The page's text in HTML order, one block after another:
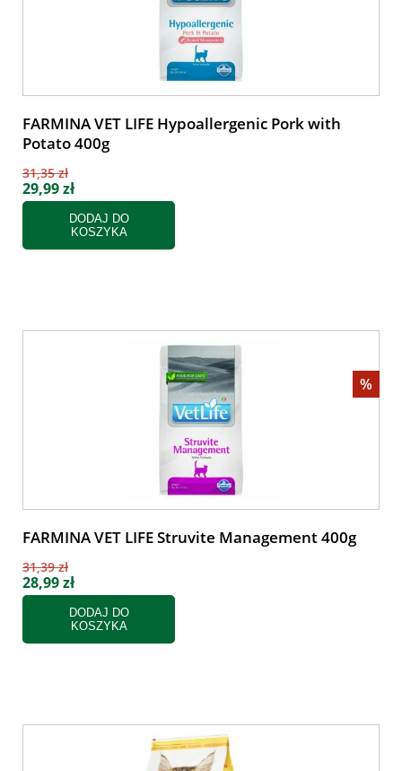
FARMINA VET LIFE Hypoallergenic Pork with
Potato 400g
31,35 zł
29,99 zł
DODAJ DO
KOSZYKA
%
FARMINA VET LIFE Struvite Management 400g
31,39 zł
28,99 zł
DODAJ DO
KOSZYKA